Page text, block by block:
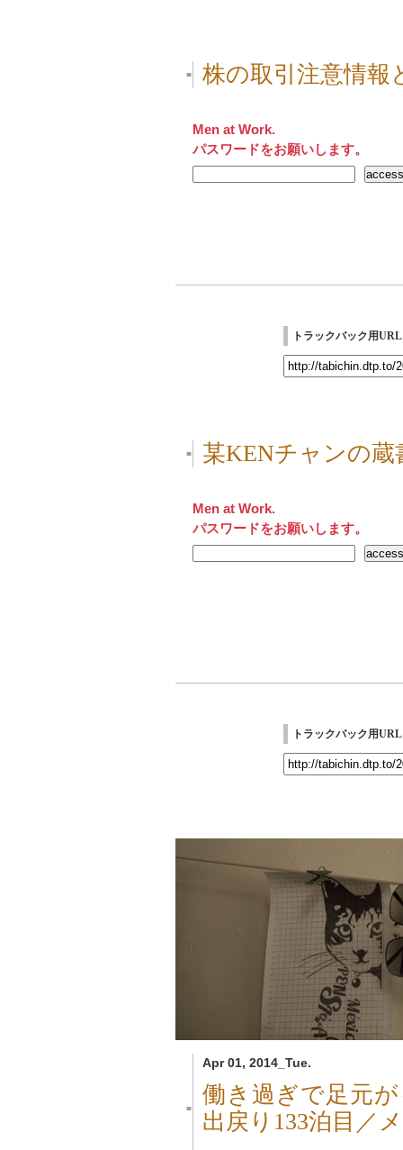
■ 株の取引注意情報
Men at Work.
パスワードをお願いします。
トラックバック用URL
■ 某KENチャンの蔵
Men at Work.
パスワードをお願いします。
トラックバック用URL
Apr 01, 2014_Tue.
■
働き過ぎで足元
出戻り133泊目／